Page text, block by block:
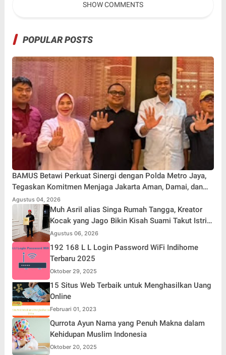
SHOW COMMENTS
POPULAR POSTS
BAMUS Betawi Perkuat Sinergi dengan Polda Metro Jaya,
Tegaskan Komitmen Menjaga Jakarta Aman, Damai, dan
Kondusif Jelang HUT ke-81 Republik Indonesia
Agustus 04, 2026
Muh Asril alias Singa Rumah Tangga, Kreator
Kocak yang Jago Bikin Kisah Suami Takut Istri
Jadi Hiburan
Agustus 06, 2026
192 168 L L Login Password WiFi Indihome
Terbaru 2025
Oktober 29, 2025
15 Situs Web Terbaik untuk Menghasilkan Uang
Online
Februari 01, 2023
Qurrota Ayun Nama yang Penuh Makna dalam
Kehidupan Muslim Indonesia
Oktober 20, 2025